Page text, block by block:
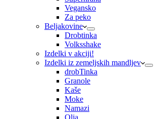
Vegansko
Za peko
Beljakovine
Drobtinka
Volksshake
Izdelki v akciji!
Izdelki iz zemeljskih mandljev
drobTinka
Granole
Kaše
Moke
Namazi
Olja